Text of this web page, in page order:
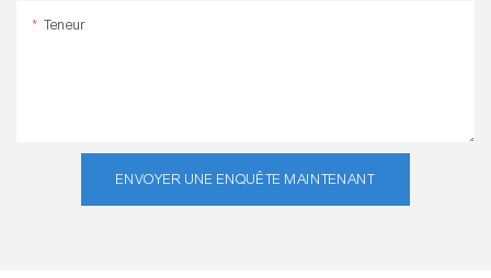
Teneur
ENVOYER UNE ENQUÊTE MAINTENANT